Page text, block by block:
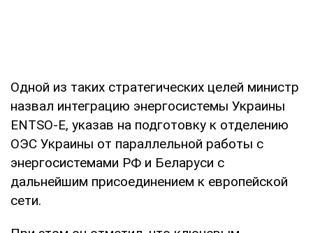
Одной из таких стратегических целей министр
назвал интеграцию энергосистемы Украины
ENTSO-E, указав на подготовку к отделению
ОЭС Украины от параллельной работы с
энергосистемами РФ и Беларуси с
дальнейшим присоединением к европейской
сети.